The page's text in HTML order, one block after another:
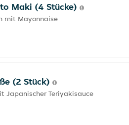
Maki (4 Stücke)
mit Mayonnaise
(2 Stück)
Japanischer Teriyakisauce